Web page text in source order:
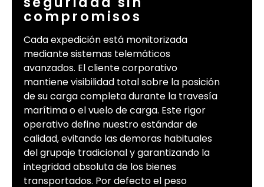
compromisos
Cada expedición está monitorizada
mediante sistemas telemáticos
avanzados. El cliente corporativo
mantiene visibilidad total sobre la posición
de su carga completa durante la travesía
marítima o el vuelo de carga. Este rigor
operativo define nuestro estándar de
calidad, evitando las demoras habituales
del grupaje tradicional y garantizando la
integridad absoluta de los bienes
transportados. Por defecto el peso